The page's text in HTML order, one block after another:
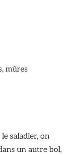
mûres
saladier, on
un autre bol,